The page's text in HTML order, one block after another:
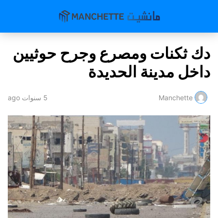
دك ثكنات ومصرع وجرح حوثيين
داخل مدينة الحديدة
Manchette 5 سنوات ago